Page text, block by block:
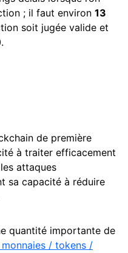
; il faut environ 13
soit jugée valide et
de première
à traiter efficacement
attaques
sa capacité à réduire
quantité importante de
/ tokens /